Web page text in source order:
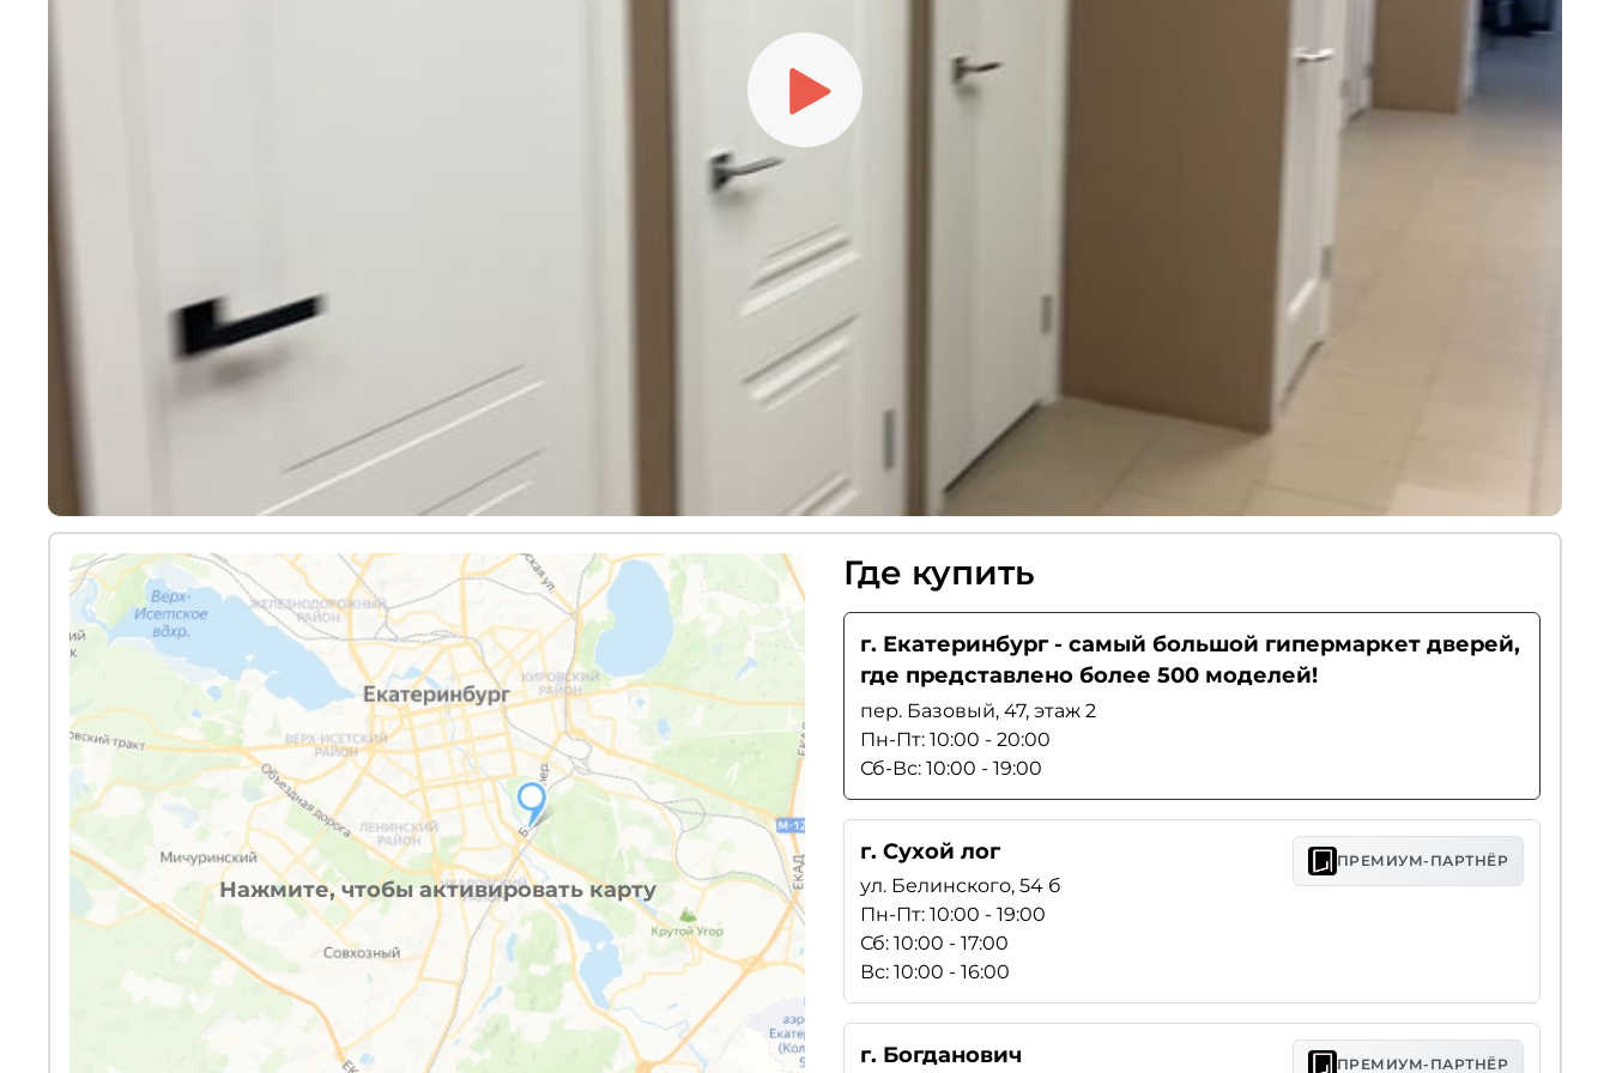
Нажмите, чтобы активировать карту
Где купить
г. Екатеринбург - самый большой гипермаркет дверей,
где представлено более 500 моделей!
пер. Базовый, 47, этаж 2
Пн-Пт: 10:00 - 20:00
Сб-Вс: 10:00 - 19:00
г. Сухой лог
ул. Белинского, 54 б
Пн-Пт: 10:00 - 19:00
Сб: 10:00 - 17:00
Вс: 10:00 - 16:00
ПРЕМИУМ-ПАРТНЁР
г. Богданович ПРЕМИУМ-ПАРТНЁР